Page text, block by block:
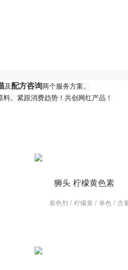
及配方咨询两个服务方案。
。紧跟消费趋势！共创网红产品！
狮头 柠檬黄色素
着色剂 / 柠檬黄 / 单色 / 含